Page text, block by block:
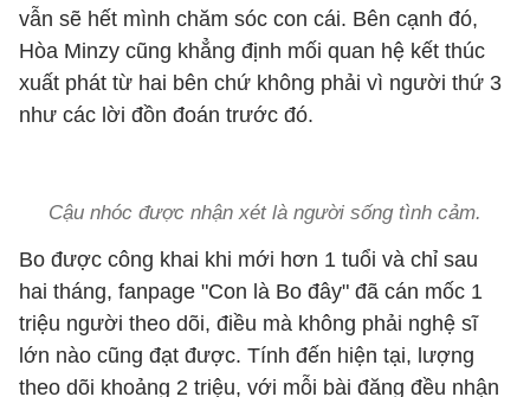
vẫn sẽ hết mình chăm sóc con cái. Bên cạnh đó,
Hòa Minzy cũng khẳng định mối quan hệ kết thúc
xuất phát từ hai bên chứ không phải vì người thứ 3
như các lời đồn đoán trước đó.
Cậu nhóc được nhận xét là người sống tình cảm.
Bo được công khai khi mới hơn 1 tuổi và chỉ sau
hai tháng, fanpage "Con là Bo đây" đã cán mốc 1
triệu người theo dõi, điều mà không phải nghệ sĩ
lớn nào cũng đạt được. Tính đến hiện tại, lượng
theo dõi khoảng 2 triệu, với mỗi bài đăng đều nhận